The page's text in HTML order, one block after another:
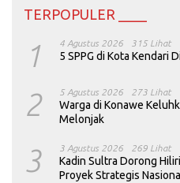
TERPOPULER ____
1 4 Agustus 2026 315 Lihat
5 SPPG di Kota Kendari
2 5 Agustus 2026 273 Lihat
Warga di Konawe
Melonjak
3 3 Agustus 2026 269 Lihat
Kadin Sultra Dorong
Proyek Strategis